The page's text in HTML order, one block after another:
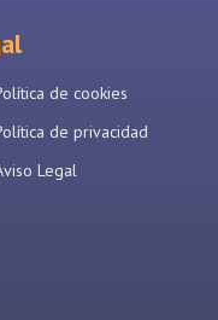
de cookies
de privacidad
Legal